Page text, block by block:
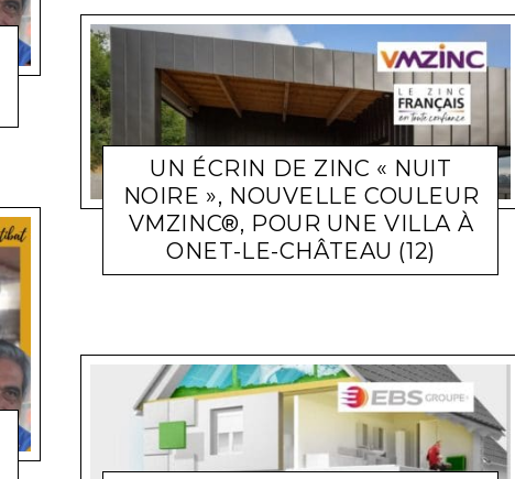
UN ÉCRIN DE ZINC « NUIT
NOIRE », NOUVELLE COULEUR
VMZINC®, POUR UNE VILLA À
ONET-LE-CHÂTEAU (12)
ACTUALITÉ ENTREPRISES LARA GASQUET 15 DÉCEMBRE 2021